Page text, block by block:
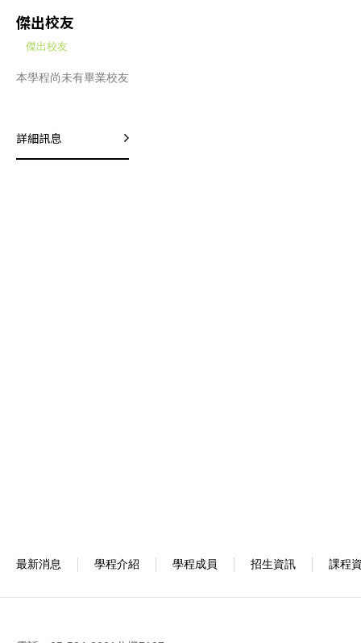
傑出校友
傑出校友
本學程尚未有畢業校友
詳細訊息
最新消息 學程介紹 學程成員 招生資訊 課程